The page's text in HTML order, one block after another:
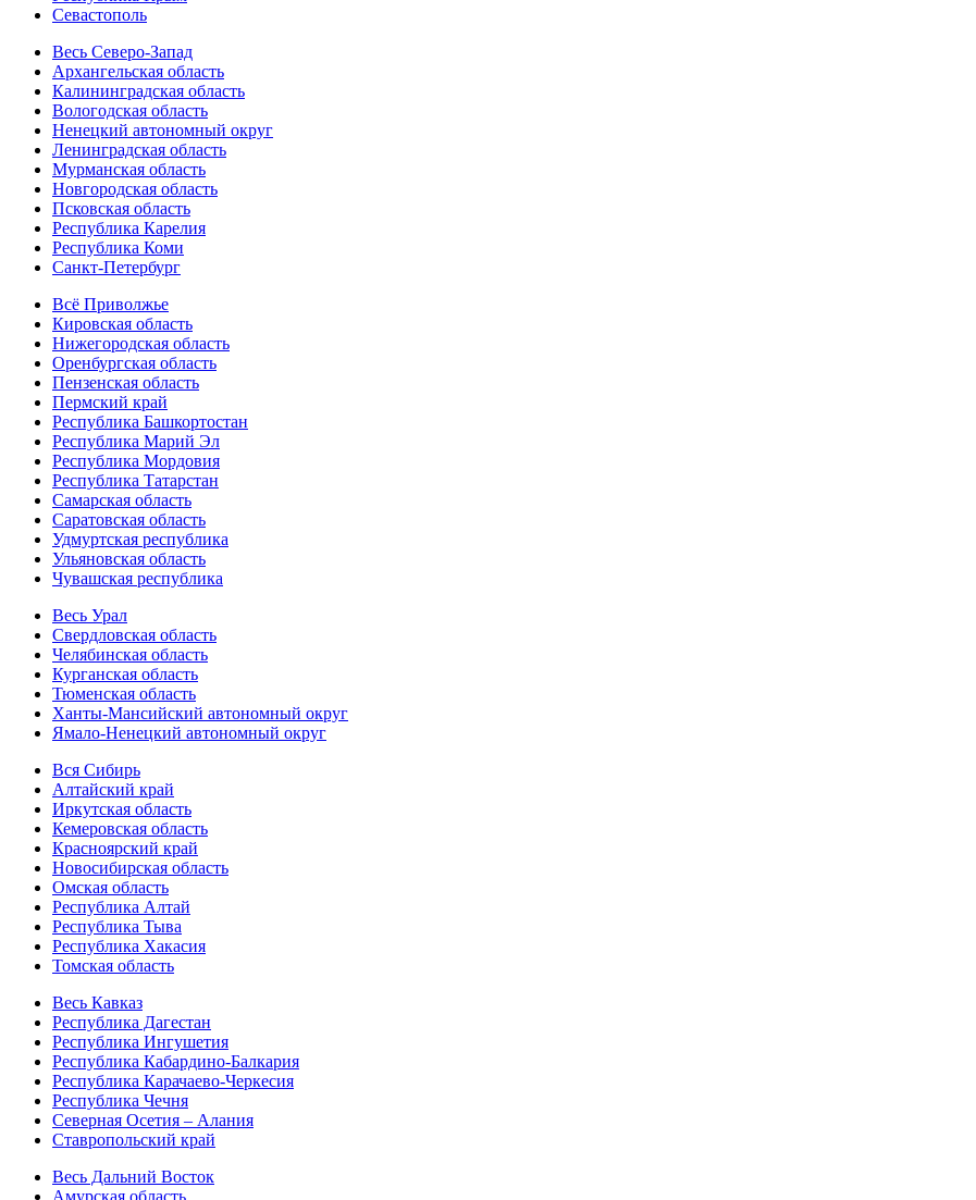
Севастополь
Весь Северо-Запад
Архангельская область
Калининградская область
Вологодская область
Ненецкий автономный округ
Ленинградская область
Мурманская область
Новгородская область
Псковская область
Республика Карелия
Республика Коми
Санкт-Петербург
Всё Приволжье
Кировская область
Нижегородская область
Оренбургская область
Пензенская область
Пермский край
Республика Башкортостан
Республика Марий Эл
Республика Мордовия
Республика Татарстан
Самарская область
Саратовская область
Удмуртская республика
Ульяновская область
Чувашская республика
Весь Урал
Свердловская область
Челябинская область
Курганская область
Тюменская область
Ханты-Мансийский автономный округ
Ямало-Ненецкий автономный округ
Вся Сибирь
Алтайский край
Иркутская область
Кемеровская область
Красноярский край
Новосибирская область
Омская область
Республика Алтай
Республика Тыва
Республика Хакасия
Томская область
Весь Кавказ
Республика Дагестан
Республика Ингушетия
Республика Кабардино-Балкария
Республика Карачаево-Черкесия
Республика Чечня
Северная Осетия – Алания
Ставропольский край
Весь Дальний Восток
Амурская область